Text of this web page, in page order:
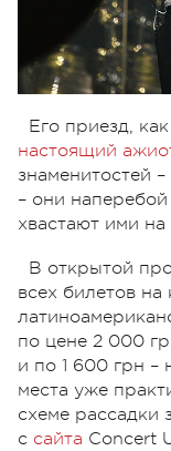
Его приезд,
настоящий
знаменитостей
– они
хвастают ими
В открытой
всех билетов на
по цене 2 000
и по 1 600 грн –
места уже
схеме рассадки
с сайта Concert